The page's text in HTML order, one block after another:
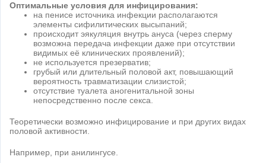
Оптимальные условия для инфицирования:
на пенисе источника инфекции располагаются
элементы сифилитических высыпаний;
происходит эякуляция внутрь ануса (через сперму
возможна передача инфекции даже при отсутствии
видимых её клинических проявлений);
не используется презерватив;
грубый или длительный половой акт, повышающий
вероятность травматизации слизистой;
отсутствие туалета аногенитальной зоны
непосредственно после секса.
Теоретически возможно инфицирование и при других видах
половой активности.
Например, при анилингусе.